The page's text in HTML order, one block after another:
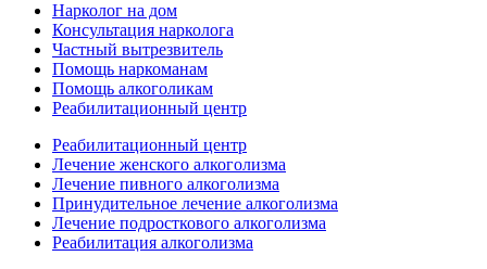
Нарколог на дом
Консультация нарколога
Частный вытрезвитель
Помощь наркоманам
Помощь алкоголикам
Реабилитационный центр
Реабилитационный центр
Лечение женского алкоголизма
Лечение пивного алкоголизма
Принудительное лечение алкоголизма
Лечение подросткового алкоголизма
Реабилитация алкоголизма